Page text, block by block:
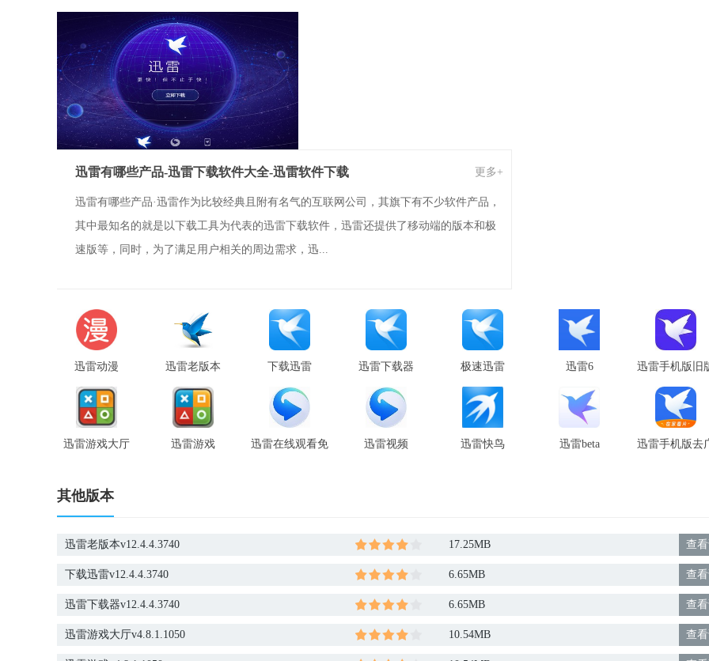
迅雷有哪些产品-迅雷下载软件大全-迅雷软件下载 更多+
迅雷有哪些产品·迅雷作为比较经典且附有名气的互联网公司，其旗下有不少软件产品，
其中最知名的就是以下载工具为代表的迅雷下载软件，迅雷还提供了移动端的版本和极
速版等，同时，为了满足用户相关的周边需求，迅...
迅雷动漫 迅雷老版本 下载迅雷 迅雷下载器 极速迅雷 迅雷6
迅雷手机版旧
迅雷游戏大厅 迅雷游戏
迅雷在线观看免
迅雷视频 迅雷快鸟 迅雷beta
迅雷手机版去
其他版本
迅雷老版本v12.4.4.3740 17.25MB 查
下载迅雷v12.4.4.3740 6.65MB 查
迅雷下载器v12.4.4.3740 6.65MB 查
迅雷游戏大厅v4.8.1.1050 10.54MB 查